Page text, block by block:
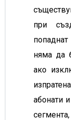
при
няма да
ако
абонати